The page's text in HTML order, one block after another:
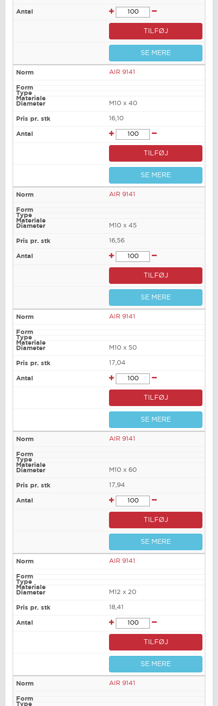
TILFØJ
SE MERE
AIR 9141
M10 x 40
16,10
TILFØJ
SE MERE
AIR 9141
M10 x 45
16,56
TILFØJ
SE MERE
AIR 9141
M10 x 50
17,04
TILFØJ
SE MERE
AIR 9141
M10 x 60
17,94
TILFØJ
SE MERE
AIR 9141
M12 x 20
18,41
TILFØJ
SE MERE
AIR 9141